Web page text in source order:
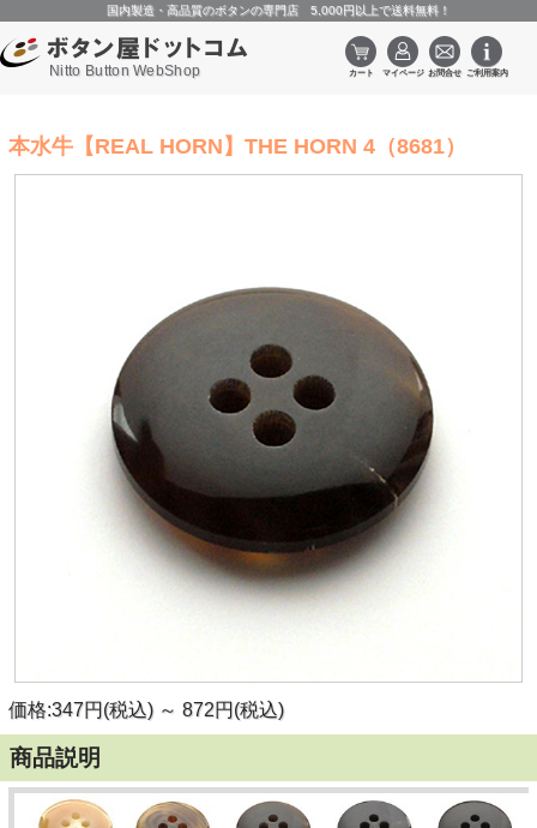
国内製造・高品質のボタンの専門店 5,000円以上で送料無料！
Nitto Button WebShop
本水牛【REAL HORN】THE HORN 4（8681）
価格:347円(税込) ～ 872円(税込)
商品説明